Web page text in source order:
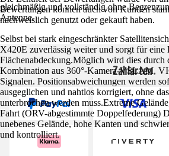
gleichmäßig und vollständig ohne
Antenne.
Selbst bei stark eingeschränkter
X420E zuverlässig weiter und sorgt für eine
Flächenabdeckung.Möglich wird dies durch
Kombination aus 360°-Kamera-VSLAM,
Signalen. Positionsabweichungen werden
ausgeglichen und nahtlos korrigiert, ohne
unterbrochen werden muss.Extreme
Fahrt (ORV-abgestimmte Doppelfederung)
unebenes Gelände, hohe Kanten und
und kontrolliert.
Bewertungen können auch von Kunden
nachweislich genutzt oder gekauft haben.
Zahlarten